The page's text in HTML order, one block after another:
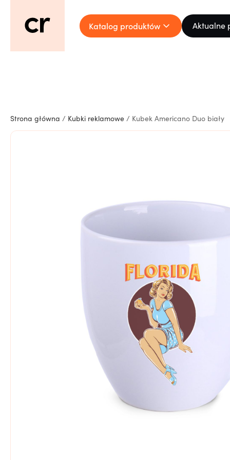
Katalog produktów Aktualne
Strona główna / Kubki reklamowe / Kubek Americano Duo biały